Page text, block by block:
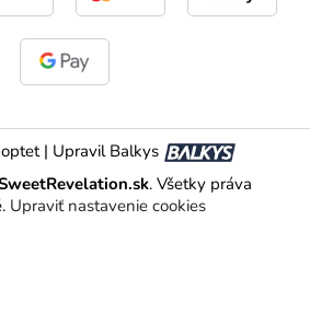
| Upravil Balkys
. Všetky práva
Upraviť nastavenie cookies